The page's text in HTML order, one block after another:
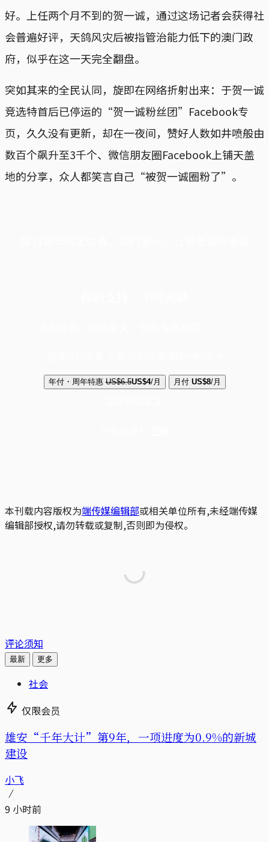
好。上任两个月不到的贺一诚，通过这场记者会获得社
会普遍好评，天鸽风灾后被指管治能力低下的澳门政
府，似乎在这一天完全翻盘。
突如其来的全民认同，旋即在网络折射出来：于贺一诚
竞选特首后已停运的“贺一诚粉丝团”Facebook专
页，久久没有更新，却在一夜间，赞好人数如井喷般由
数百个飙升至3千个、微信朋友圈Facebook上铺天盖
地的分享，众人都笑言自己“被贺一诚圈粉了”。
年付・周年特惠 US$6.5US$4/月 月付 US$8/月
本刊载内容版权为端传媒编辑部或相关单位所有,未经端传媒
编辑部授权,请勿转载或复制,否则即为侵权。
评论须知
最新 更多
社会
仅限会员
雄安“千年大计”第9年，一项进度为0.9%的新城
建设
小飞
9 小时前